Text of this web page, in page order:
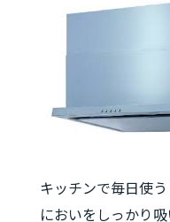
キッチンで毎日使
においをしっかり